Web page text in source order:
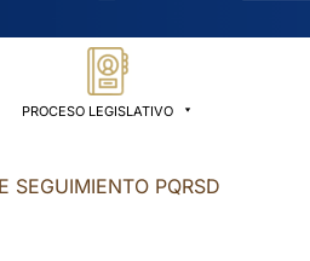
PROCESO LEGISLATIVO
SEGUIMIENTO PQRSD